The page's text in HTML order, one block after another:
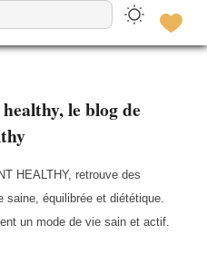
le blog de
HEALTHY, retrouve des
saine, équilibrée et diététique.
un mode de vie sain et actif.